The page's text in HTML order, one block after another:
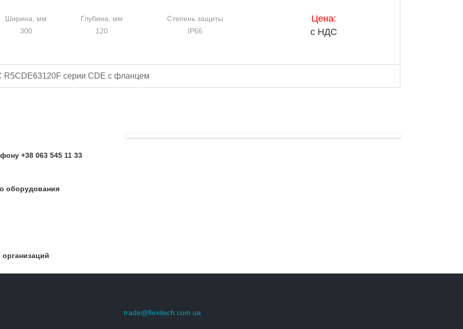
Ширина, мм Глубина, мм
Степень защиты
300 120 IP66
Цена:
с НДС
серии CDE с фланцем
+38 063 545 11 33
оборудования
trade@flexitech.com.ua